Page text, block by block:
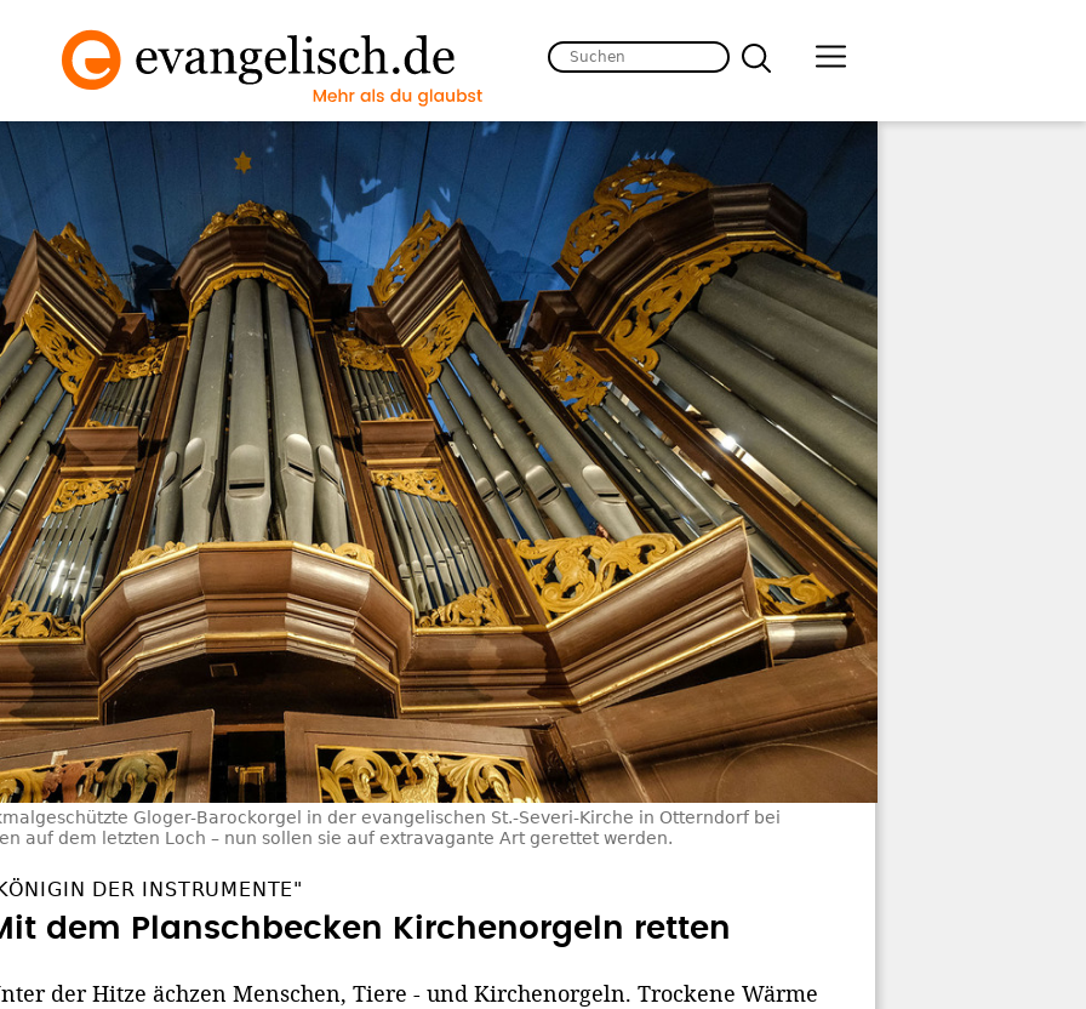
Gloger-Barockorgel in der evangelischen St.-Severi-Kirche in Otterndorf bei
auf dem letzten Loch – nun sollen sie auf extravagante Art gerettet werden.
DER INSTRUMENTE"
dem Planschbecken Kirchenorgeln retten
der Hitze ächzen Menschen, Tiere - und Kirchenorgeln. Trockene Wärme